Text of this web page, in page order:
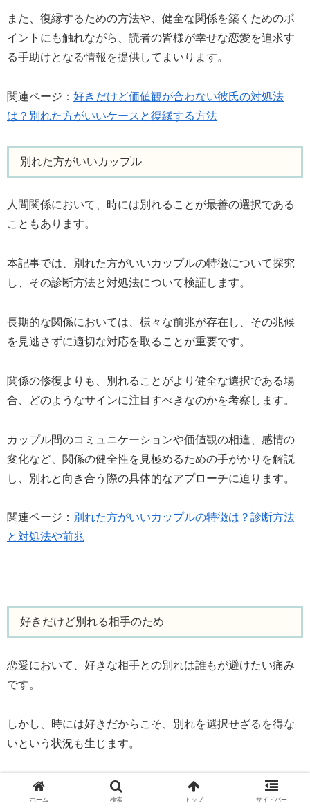
また、復縁するための方法や、健全な関係を築くためのポ
イントにも触れながら、読者の皆様が幸せな恋愛を追求す
る手助けとなる情報を提供してまいります。
関連ページ： 好きだけど価値観が合わない彼氏の対処法
は？別れた方がいいケースと復縁する方法
別れた方がいいカップル
人間関係において、時には別れることが最善の選択である
こともあります。
本記事では、別れた方がいいカップルの特徴について探究
し、その診断方法と対処法について検証します。
長期的な関係においては、様々な前兆が存在し、その兆候
を見逃さずに適切な対応を取ることが重要です。
関係の修復よりも、別れることがより健全な選択である場
合、どのようなサインに注目すべきなのかを考察します。
カップル間のコミュニケーションや価値観の相違、感情の
変化など、関係の健全性を見極めるための手がかりを解説
し、別れと向き合う際の具体的なアプローチに迫ります。
関連ページ： 別れた方がいいカップルの特徴は？診断方法
と対処法や前兆
好きだけど別れる相手のため
恋愛において、好きな相手との別れは誰もが避けたい痛み
です。
しかし、時には好きだからこそ、別れを選択せざるを得な
いという状況も生じます。
この記事では、好きだけど別れる相手のために起こる原因
や、男性心理、そして適切な決断方法について探求しま
ホーム 検索 トップ サイドバー